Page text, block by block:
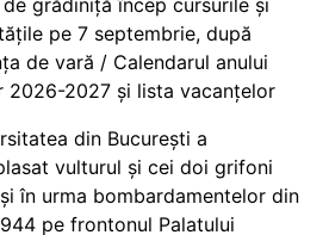
grădiniță încep cursurile și
pe 7 septembrie, după
de vară / Calendarul anului
2026-2027 și lista vacanțelor
din București a
vulturul și cei doi grifoni
în urma bombardamentelor din
pe frontonul Palatului